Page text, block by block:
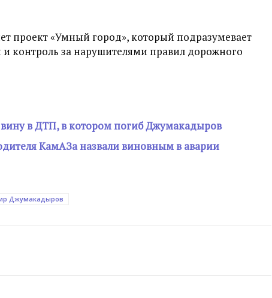
проект «Умный город», который подразумевает
контроль за нарушителями правил дорожного
в ДТП, в котором погиб Джумакадыров
КамАЗа назвали виновным в аварии
Джумакадыров